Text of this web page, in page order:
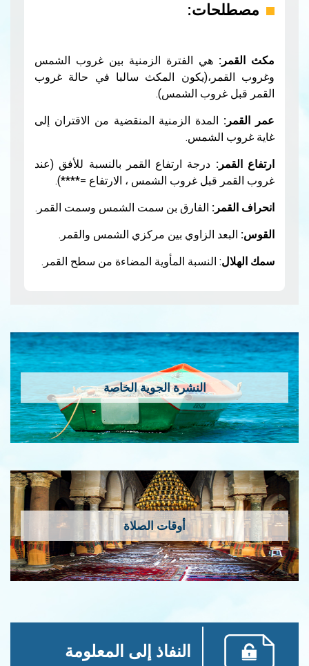
هي الفترة الزمنية بين غروب الشمس
المكث سالبا في حالة غروب
الشمس).
الزمنية المنقضية من الاقتران إلى
درجة ارتفاع القمر بالنسبة للأفق (عند
غروب الشمس ، الارتفاع =****).
الفارق بن سمت الشمس وسمت القمر.
الزاوي بين مركزي الشمس والقمر.
المأوية المضاءة من سطح القمر.
النشرة الجوية الخاصة
أوقات الصلاة
النفاذ إلى المعلومة